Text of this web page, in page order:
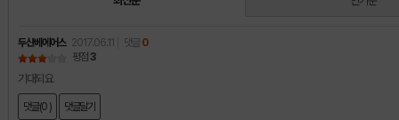
두산베에어스 2017.06.11 댓글 0
평점 3
기대되요
댓글(0 ) 댓글달기